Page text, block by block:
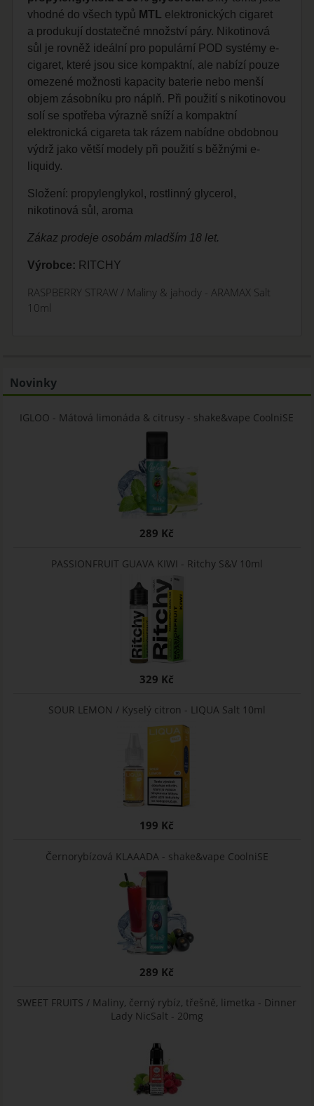
vhodné do všech typů MTL elektronických cigaret
a produkují dostatečné množství páry. Nikotinová
sůl je rovněž ideální pro populární POD systémy e-
cigaret, které jsou sice kompaktní, ale nabízí pouze
omezené možnosti kapacity baterie nebo menší
objem zásobníku pro náplň. Při použití s nikotinovou
solí se spotřeba výrazně sníží a kompaktní
elektronická cigareta tak rázem nabídne obdobnou
výdrž jako větší modely při použití s běžnými e-
liquidy.
Složení: propylenglykol, rostlinný glycerol,
nikotinová sůl, aroma
Zákaz prodeje osobám mladším 18 let.
Výrobce: RITCHY
RASPBERRY STRAW / Maliny & jahody - ARAMAX Salt
10ml
Novinky
IGLOO - Mátová limonáda & citrusy - shake&vape CoolniSE
289 Kč
PASSIONFRUIT GUAVA KIWI - Ritchy S&V 10ml
329 Kč
SOUR LEMON / Kyselý citron - LIQUA Salt 10ml
199 Kč
Černorybízová KLAAADA - shake&vape CoolniSE
289 Kč
SWEET FRUITS / Maliny, černý rybíz, třešně, limetka - Dinner
Lady NicSalt - 20mg